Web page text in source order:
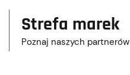
Strefa marek
Poznaj naszych partnerów